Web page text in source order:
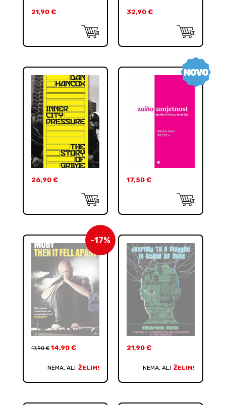
21,90 € 32,90 €
26,90 € 17,50 €
-17%
17,90€ 14,90 €
NEMA, ALI ŽELIM!
21,90 €
NEMA, ALI ŽELIM!